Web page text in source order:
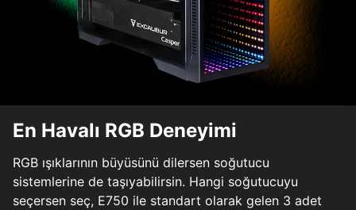
En Havalı RGB Deneyimi
RGB ışıklarının büyüsünü dilersen soğutucu
sistemlerine de taşıyabilirsin. Hangi soğutucuyu
seçersen seç, E750 ile standart olarak gelen 3 adet